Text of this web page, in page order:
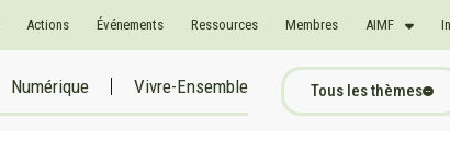
Actions Événements Ressources Membres AIMF
Numérique Vivre-Ensemble Tous les thèmes